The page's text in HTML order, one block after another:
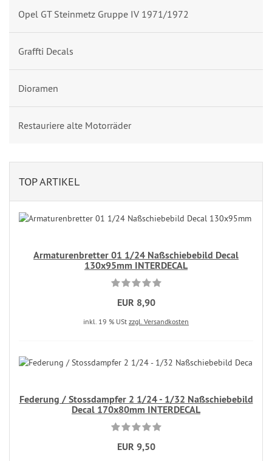
Opel GT Steinmetz Gruppe IV 1971/1972
Graffti Decals
Dioramen
Restauriere alte Motorräder
TOP ARTIKEL
Armaturenbretter 01 1/24 Naßschiebebild Decal
130x95mm INTERDECAL
EUR 8,90
inkl. 19 % USt zzgl. Versandkosten
Federung / Stossdampfer 2 1/24 - 1/32 Naßschiebebild
Decal 170x80mm INTERDECAL
EUR 9,50